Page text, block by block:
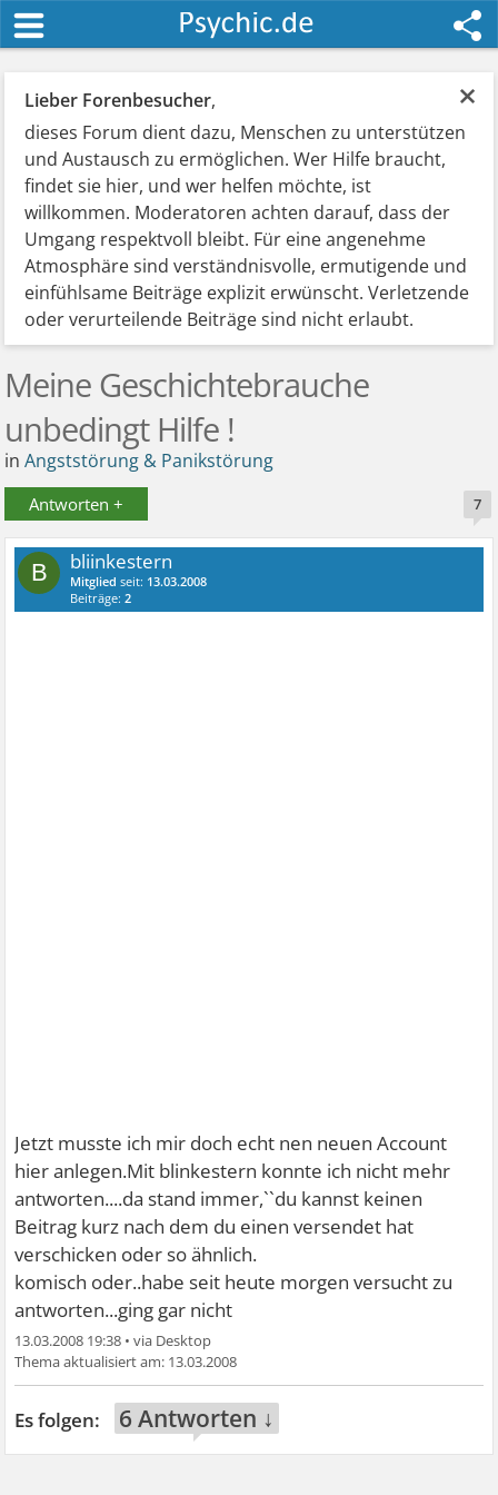
×
Lieber Forenbesucher,
dieses Forum dient dazu, Menschen zu unterstützen
und Austausch zu ermöglichen. Wer Hilfe braucht,
findet sie hier, und wer helfen möchte, ist
willkommen. Moderatoren achten darauf, dass der
Umgang respektvoll bleibt. Für eine angenehme
Atmosphäre sind verständnisvolle, ermutigende und
einfühlsame Beiträge explizit erwünscht. Verletzende
oder verurteilende Beiträge sind nicht erlaubt.
Meine Geschichtebrauche
unbedingt Hilfe !
inAngststörung & Panikstörung
Antworten + 7
B bliinkestern
Mitglied seit: 13.03.2008
Beiträge:2
Jetzt musste ich mir doch echt nen neuen Account
hier anlegen.Mit blinkestern konnte ich nicht mehr
antworten....da stand immer,``du kannst keinen
Beitrag kurz nach dem du einen versendet hat
verschicken oder so ähnlich.
komisch oder..habe seit heute morgen versucht zu
antworten...ging gar nicht
13.03.2008 19:38 •
13.03.2008
6 Antworten ↓